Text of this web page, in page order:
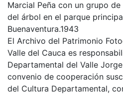
Marcial Peña con un grupo
del árbol en el parque
Buenaventura.1943
El Archivo del Patrimonio
Valle del Cauca es
Departamental del Valle
convenio de cooperación
del Cultura Departamental,